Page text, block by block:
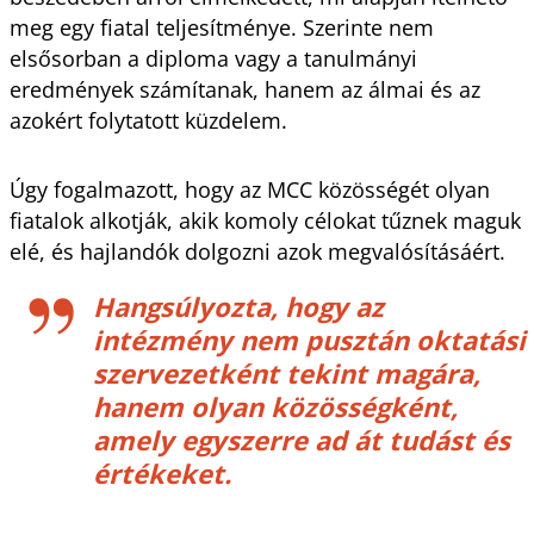
meg egy fiatal teljesítménye. Szerinte nem
elsősorban a diploma vagy a tanulmányi
eredmények számítanak, hanem az álmai és az
azokért folytatott küzdelem.
Úgy fogalmazott, hogy az MCC közösségét olyan
fiatalok alkotják, akik komoly célokat tűznek maguk
elé, és hajlandók dolgozni azok megvalósításáért.
Hangsúlyozta, hogy az
intézmény nem pusztán oktatási
szervezetként tekint magára,
hanem olyan közösségként,
amely egyszerre ad át tudást és
értékeket.